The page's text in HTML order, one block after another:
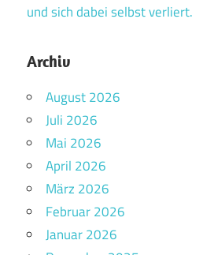
und sich dabei selbst verliert.
Archiv
August 2026
Juli 2026
Mai 2026
April 2026
März 2026
Februar 2026
Januar 2026